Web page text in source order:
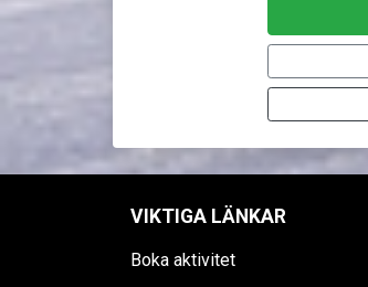
VIKTIGA LÄNKAR
Boka aktivitet